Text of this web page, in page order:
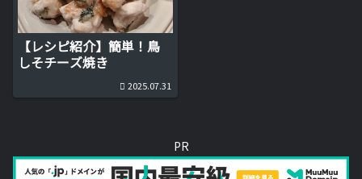
【レシピ紹介】簡単！鳥
しそチーズ焼き
2025.07.31
PR